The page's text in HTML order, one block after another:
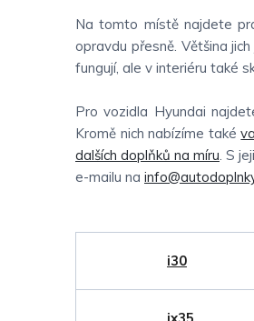
Na tomto místě najdete
opravdu přesně. Většina
fungují, ale v interiéru také
Pro vozidla Hyundai
Kromě nich nabízíme také
dalších doplňků na míru. S
e-mailu na
i30